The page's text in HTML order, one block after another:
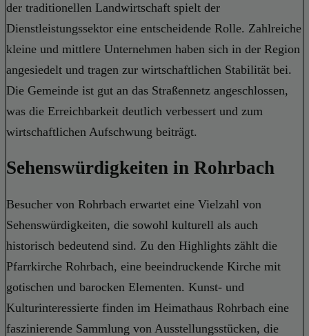
der traditionellen Landwirtschaft spielt der
Dienstleistungssektor eine entscheidende Rolle. Zahlreiche
kleine und mittlere Unternehmen haben sich in der Region
angesiedelt und tragen zur wirtschaftlichen Stabilität bei.
Die Gemeinde ist gut an das Straßennetz angeschlossen,
was die Erreichbarkeit deutlich verbessert und zum
wirtschaftlichen Aufschwung beiträgt.
Sehenswürdigkeiten in Rohrbach
Besucher von Rohrbach erwartet eine Vielzahl von
Sehenswürdigkeiten, die sowohl kulturell als auch
historisch bedeutend sind. Zu den Highlights zählt die
Pfarrkirche Rohrbach, eine beeindruckende Kirche mit
gotischen und barocken Elementen. Kunst- und
Kulturinteressierte finden im Heimathaus Rohrbach eine
faszinierende Sammlung von Ausstellungsstücken, die